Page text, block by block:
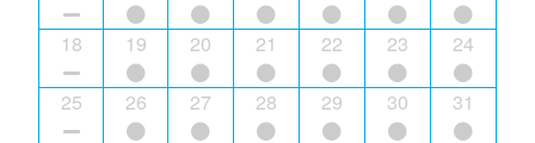
18 19 20 21 22 23 24
25 26 27 28 29 30 31